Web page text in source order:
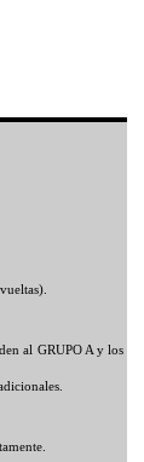
al GRUPO Ay los 6